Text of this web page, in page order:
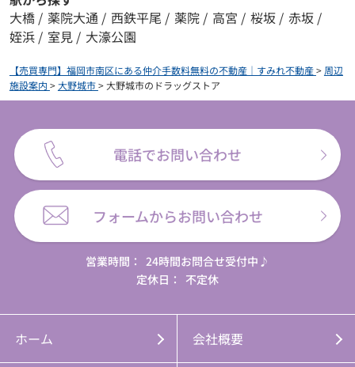
大橋 / 薬院大通 / 西鉄平尾 / 薬院 / 高宮 / 桜坂 / 赤坂 /
姪浜 / 室見 / 大濠公園
【売買専門】福岡市南区にある仲介手数料無料の不動産｜すみれ不動産> 周辺
施設案内 >大野城市>大野城市のドラッグストア
電話でお問い合わせ
フォームからお問い合わせ
営業時間：
24時間お問合せ受付中♪
定休日：
不定休
ホーム 会社概要